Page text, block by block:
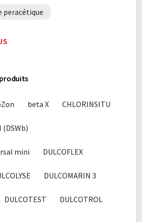
peracétique
capteurs de redox
mesure
détartrants
doseurs
gravitaires
beta X CHLORINSITU
(DSWb)
mini DULCOFLEX
DULCOMARIN 3
DULCOTEST DULCOTROL